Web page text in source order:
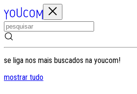
se liga nos mais buscados na youcom!
mostrar tudo